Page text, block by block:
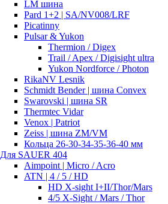
LM шина
Pard 1+2 | SA/NV008/LRF
Picatinny
Pulsar & Yukon
Thermion / Digex
Trail / Apex / Digisight ultra
Yukon Nordforce / Photon
RikaNV Lesnik
Schmidt Bender | шина Convex
Swarovski | шина SR
Thermtec Vidar
Venox | Patriot
Zeiss | шина ZM/VM
Кольца 26-30-34-35-36-40 мм
Для SAUER 404
Aimpoint | Micro / Acro
ATN | 4 / 5 / HD
HD X-sight I+II/Thor/Mars
4/5 X-Sight / Mars / Thor